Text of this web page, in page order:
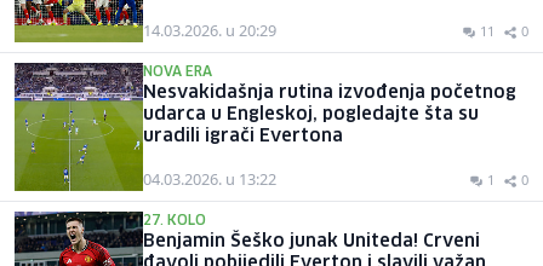
14.03.2026. u 20:29 11 0
NOVA ERA
Nesvakidašnja rutina izvođenja početnog
udarca u Engleskoj, pogledajte šta su
uradili igrači Evertona
04.03.2026. u 13:22 1 0
27. KOLO
Benjamin Šeško junak Uniteda! Crveni